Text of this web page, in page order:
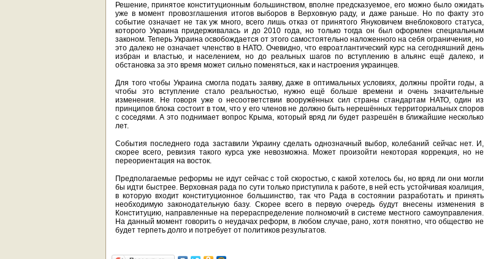
Решение, принятое конституционным большинством, вполне предсказуемое, его можно было ожидать
уже в момент провозглашения итогов выборов в Верховную раду, и даже раньше. Но по факту это
событие означает не так уж много, всего лишь отказ от принятого Януковичем внеблокового статуса,
которого Украина придерживалась и до 2010 года, но только тогда он был оформлен специальным
законом. Теперь Украина освобождается от этого самостоятельно наложенного на себя ограничения, но
это далеко не означает членство в НАТО. Очевидно, что евроатлантический курс на сегодняшний день
избран и властью, и населением, но до реальных шагов по вступлению в альянс ещё далеко, и
обстановка за это время может сильно поменяться, как и настроения украинцев.
Для того чтобы Украина смогла подать заявку, даже в оптимальных условиях, должны пройти годы, а
чтобы это вступление стало реальностью, нужно ещё больше времени и очень значительные
изменения. Не говоря уже о несоответствии вооружённых сил страны стандартам НАТО, один из
принципов блока состоит в том, что у его членов не должно быть нерешённых территориальных споров
с соседями. А это поднимает вопрос Крыма, который вряд ли будет разрешён в ближайшие несколько
лет.
События последнего года заставили Украину сделать однозначный выбор, колебаний сейчас нет. И,
скорее всего, ревизия такого курса уже невозможна. Может произойти некоторая коррекция, но не
переориентация на восток.
Предполагаемые реформы не идут сейчас с той скоростью, с какой хотелось бы, но вряд ли они могли
бы идти быстрее. Верховная рада по сути только приступила к работе, в ней есть устойчивая коалиция,
в которую входит конституционное большинство, так что Рада в состоянии разработать и принять
необходимую законодательную базу. Скорее всего в первую очередь будут внесены изменения в
Конституцию, направленные на перераспределение полномочий в системе местного самоуправления.
На данный момент говорить о неудачах реформ, в любом случае, рано, хотя понятно, что общество не
будет терпеть долго и потребует от политиков результатов.